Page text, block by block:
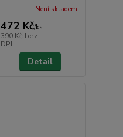
472 Kč/ks
390 Kč bez
DPH
Není skladem
Detail